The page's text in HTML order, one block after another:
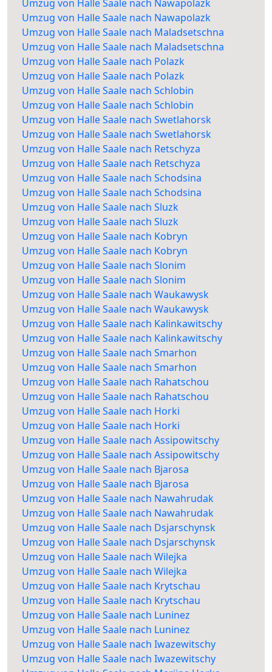
Umzug von Halle Saale nach Nawapolazk
Umzug von Halle Saale nach Nawapolazk
Umzug von Halle Saale nach Maladsetschna
Umzug von Halle Saale nach Maladsetschna
Umzug von Halle Saale nach Polazk
Umzug von Halle Saale nach Polazk
Umzug von Halle Saale nach Schlobin
Umzug von Halle Saale nach Schlobin
Umzug von Halle Saale nach Swetlahorsk
Umzug von Halle Saale nach Swetlahorsk
Umzug von Halle Saale nach Retschyza
Umzug von Halle Saale nach Retschyza
Umzug von Halle Saale nach Schodsina
Umzug von Halle Saale nach Schodsina
Umzug von Halle Saale nach Sluzk
Umzug von Halle Saale nach Sluzk
Umzug von Halle Saale nach Kobryn
Umzug von Halle Saale nach Kobryn
Umzug von Halle Saale nach Slonim
Umzug von Halle Saale nach Slonim
Umzug von Halle Saale nach Waukawysk
Umzug von Halle Saale nach Waukawysk
Umzug von Halle Saale nach Kalinkawitschy
Umzug von Halle Saale nach Kalinkawitschy
Umzug von Halle Saale nach Smarhon
Umzug von Halle Saale nach Smarhon
Umzug von Halle Saale nach Rahatschou
Umzug von Halle Saale nach Rahatschou
Umzug von Halle Saale nach Horki
Umzug von Halle Saale nach Horki
Umzug von Halle Saale nach Assipowitschy
Umzug von Halle Saale nach Assipowitschy
Umzug von Halle Saale nach Bjarosa
Umzug von Halle Saale nach Bjarosa
Umzug von Halle Saale nach Nawahrudak
Umzug von Halle Saale nach Nawahrudak
Umzug von Halle Saale nach Dsjarschynsk
Umzug von Halle Saale nach Dsjarschynsk
Umzug von Halle Saale nach Wilejka
Umzug von Halle Saale nach Wilejka
Umzug von Halle Saale nach Krytschau
Umzug von Halle Saale nach Krytschau
Umzug von Halle Saale nach Luninez
Umzug von Halle Saale nach Luninez
Umzug von Halle Saale nach Iwazewitschy
Umzug von Halle Saale nach Iwazewitschy